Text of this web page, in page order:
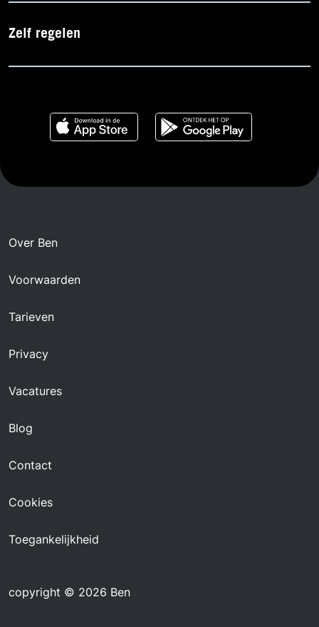
Zelf regelen
Over Ben
Voorwaarden
Tarieven
Privacy
Vacatures
Blog
Contact
Cookies
Toegankelijkheid
copyright © 2026 Ben